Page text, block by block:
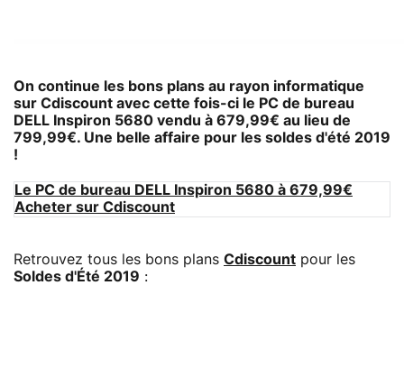
On continue les bons plans au rayon informatique
sur Cdiscount avec cette fois-ci le PC de bureau
DELL Inspiron 5680 vendu à 679,99€ au lieu de
799,99€. Une belle affaire pour les soldes d'été 2019
!
Le PC de bureau DELL Inspiron 5680 à 679,99€
Acheter sur Cdiscount
Retrouvez tous les bons plans Cdiscount pour les
Soldes d'Été 2019 :